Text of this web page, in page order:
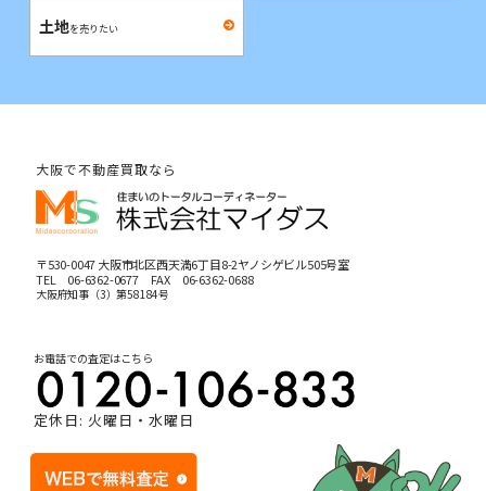
土地を売りたい
大阪で不動産買取なら
〒530-0047 大阪市北区西天満6丁目8-2ヤノシゲビル505号室
TEL 06-6362-0677FAX 06-6362-0688
大阪府知事（3）第58184号
お電話での査定はこちら
定休日: 火曜日・水曜日